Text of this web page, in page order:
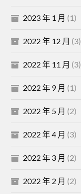
2023 年 1 月 (1)
2022 年 12 月 (3)
2022 年 11 月 (3)
2022 年 9 月 (1)
2022 年 5 月 (2)
2022 年 4 月 (3)
2022 年 3 月 (2)
2022 年 2 月 (2)